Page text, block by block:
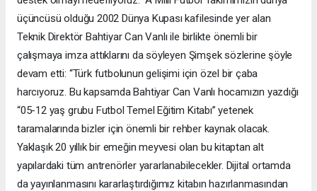
üçüncüsü olduğu 2002 Dünya Kupası kafilesinde yer alan
Teknik Direktör Bahtiyar Can Vanlı ile birlikte önemli bir
çalışmaya imza attıklarını da söyleyen Şimşek sözlerine şöyle
devam etti: “Türk futbolunun gelişimi için özel bir çaba
harcıyoruz. Bu kapsamda Bahtiyar Can Vanlı hocamızın yazdığı
“05-12 yaş grubu Futbol Temel Eğitim Kitabı” yetenek
taramalarında bizler için önemli bir rehber kaynak olacak.
Yaklaşık 20 yıllık bir emeğin meyvesi olan bu kitaptan alt
yapılardaki tüm antrenörler yararlanabilecekler. Dijital ortamda
da yayınlanmasını kararlaştırdığımız kitabın hazırlanmasından